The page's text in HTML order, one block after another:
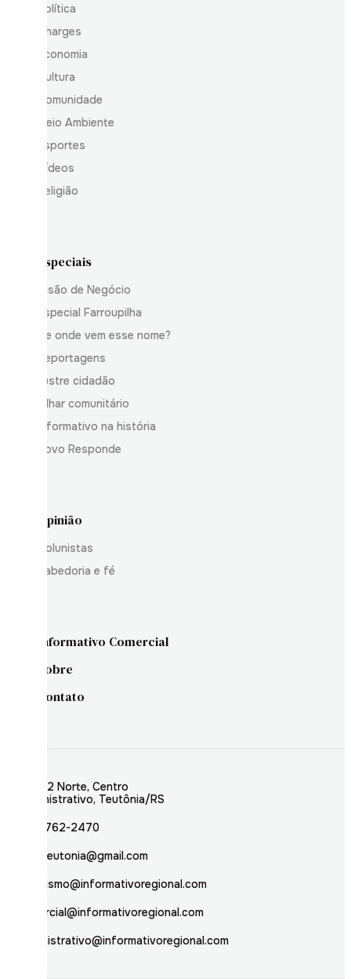
Política
Charges
Economia
Cultura
Comunidade
Meio Ambiente
Esportes
Vídeos
Religião
Especiais
Visão de Negócio
Especial Farroupilha
De onde vem esse nome?
Reportagens
Ilustre cidadão
Olhar comunitário
Informativo na história
Povo Responde
Opinião
Colunistas
Sabedoria e fé
Informativo Comercial
Sobre
Contato
Rua 02 Norte, Centro
Administrativo, Teutônia/RS
(51) 3762-2470
inforteutonia@gmail.com
jornalismo@informativoregional.com
comercial@informativoregional.com
administrativo@informativoregional.com